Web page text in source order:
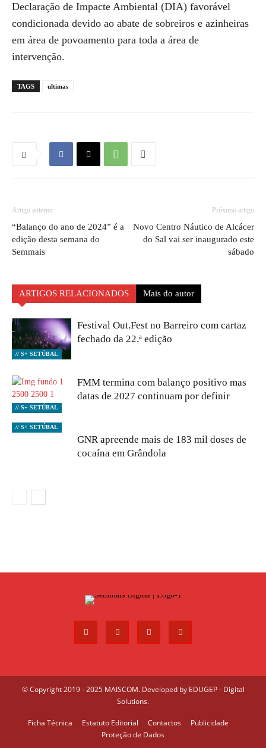
Declaração de Impacte Ambiental (DIA) favorável
condicionada devido ao abate de sobreiros e azinheiras
em área de povoamento para toda a área de
intervenção.
TAGS ultimas
Artigo anterior
“Balanço do ano de 2024” é a
edição desta semana do
Semmais
Próximo artigo
Novo Centro Náutico de Alcácer
do Sal vai ser inaugurado este
sábado
ARTIGOS RELACIONADOS Mais do autor
// S+ SETÚBAL
Festival Out.Fest no Barreiro com cartaz
fechado da 22.ª edição
// S+ SETÚBAL
FMM termina com balanço positivo mas
datas de 2027 continuam por definir
// S+ SETÚBAL
GNR apreende mais de 183 mil doses de
cocaína em Grândola
© Copyright 2019 - 2025 MAISCOM. Developed by EDUGEP - Digital
Solutions.
Ficha Técnica Estatuto Editorial Contactos
Publicidade
Proteção de Dados